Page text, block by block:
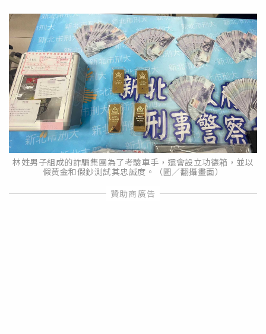
林姓男子組成的詐騙集團為了考驗車手，還會設立功德箱，並以
假黃金和假鈔測試其忠誠度。（圖／翻攝畫面）